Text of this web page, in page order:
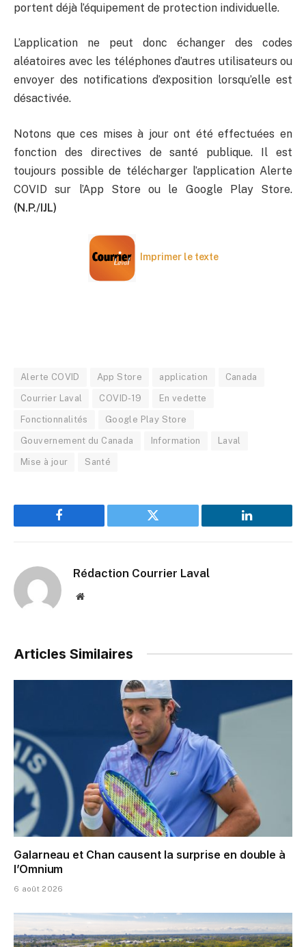
portent déjà l’équipement de protection individuelle.
L’application ne peut donc échanger des codes
aléatoires avec les téléphones d’autres utilisateurs ou
envoyer des notifications d’exposition lorsqu’elle est
désactivée.
Notons que ces mises à jour ont été effectuées en
fonction des directives de santé publique. Il est
toujours possible de télécharger l’application Alerte
COVID sur l’App Store ou le Google Play Store.
(N.P./IJL)
Imprimer le texte
Alerte COVID App Store application Canada
Courrier Laval COVID-19 En vedette
Fonctionnalités Google Play Store
Gouvernement du Canada Information Laval
Mise à jour Santé
Facebook Twitter LinkedIn
Rédaction Courrier Laval
Website
Articles Similaires
Galarneau et Chan causent la surprise en double à
l’Omnium
6 août 2026